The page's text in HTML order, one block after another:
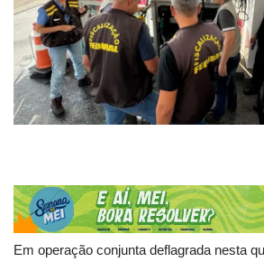
Em operação conjunta deflagrada nesta